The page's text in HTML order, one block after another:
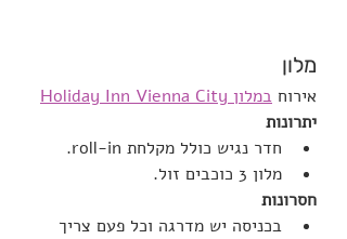
מלון
אירוח במלון Holiday Inn Vienna City
יתרונות
חדר נגיש כולל מקלחת roll-in.
מלון 3 כוכבים זול.
חסרונות
בכניסה יש מדרגה וכל פעם צריך